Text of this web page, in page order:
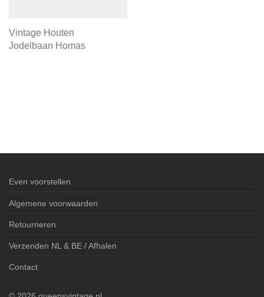
Vintage Houten
Jodelbaan Homas
Even voorstellen
Algemene voorwaarden
Retourneren
Verzenden NL & BE / Afhalen
Contact